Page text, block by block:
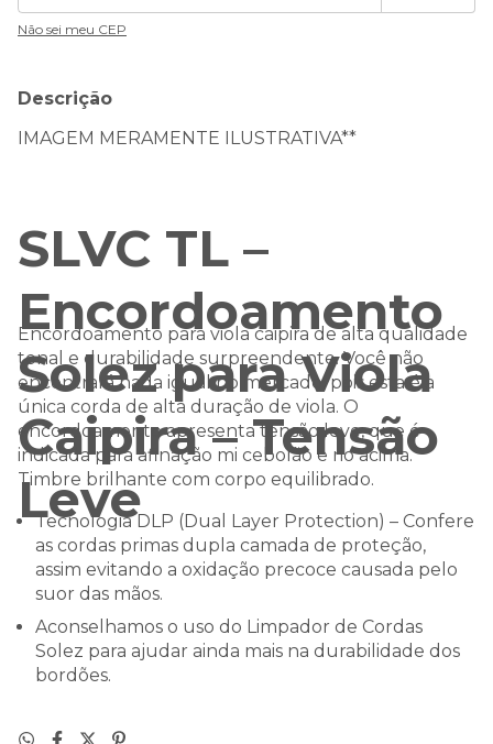
Não sei meu CEP
Descrição
IMAGEM MERAMENTE ILUSTRATIVA**
SLVC TL –
Encordoamento
Solez para Viola
Caipira – Tensão
Leve
Encordoamento para viola caipira de alta qualidade
tonal e durabilidade surpreendente. Você não
encontrará nada igual no mercado, pois esta é a
única corda de alta duração de viola. O
encordoamento apresenta tensão leve, que é
indicada para afinação mi cebolão e rio acima.
Timbre brilhante com corpo equilibrado.
Tecnologia DLP (Dual Layer Protection) – Confere
as cordas primas dupla camada de proteção,
assim evitando a oxidação precoce causada pelo
suor das mãos.
Aconselhamos o uso do Limpador de Cordas
Solez para ajudar ainda mais na durabilidade dos
bordões.